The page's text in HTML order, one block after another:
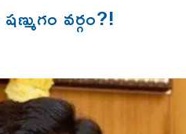
వర్గం?!